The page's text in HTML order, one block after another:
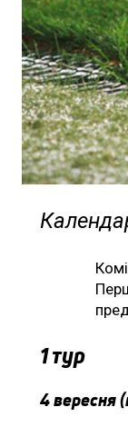
1 тур
4 вересня